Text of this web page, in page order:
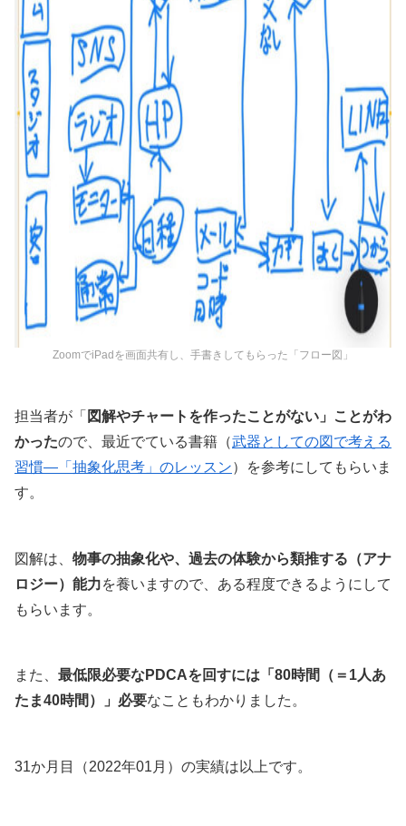
ZoomでiPadを画面共有し、手書きしてもらった「フロー図」
担当者が「 図解やチャートを作ったことがない」ことがわ
かったので、最近でている書籍（武器としての図で考える
習慣―「抽象化思考」のレッスン）を参考にしてもらいま
す。
図解は、 物事の抽象化や、過去の体験から類推する（アナ
ロジー）能力を養いますので、ある程度できるようにして
もらいます。
また、 最低限必要なPDCAを回すには「80時間（＝1人あ
たま40時間）」必要なこともわかりました。
31か月目（2022年01月）の実績は以上です。